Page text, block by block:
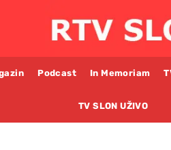
Podcast In Memoriam
TV SLON UŽIVO